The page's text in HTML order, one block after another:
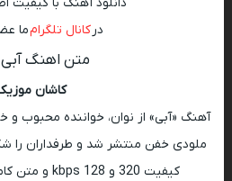
در کانال تلگرامما
متن اهنگ آبی
کاشان
آهنگ «آبی» از نوان، خواننده محبوب و
ملودی خفن منتشر شد و طرفداران را
کیفیت 320 و 128 kbps و متن کامل آن از کاشان موزیک.